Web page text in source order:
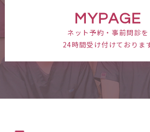
MYPAGE
ネット予約・事前問診を
24時間受け付けておりま